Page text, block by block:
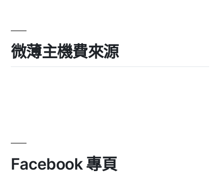
微薄主機費來源
Facebook 專頁